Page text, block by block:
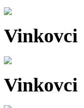
Vinkovci
Vinkovci